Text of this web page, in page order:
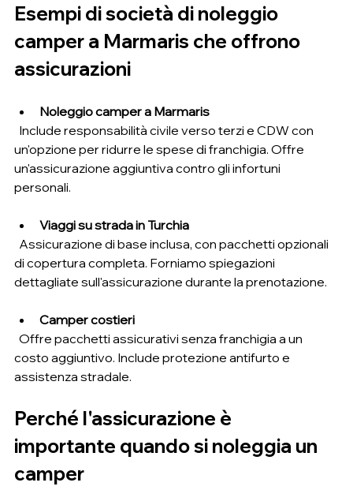
Esempi di società di noleggio
camper a Marmaris che offrono
assicurazioni
Noleggio camper a Marmaris
Include responsabilità civile verso terzi e CDW con
un'opzione per ridurre le spese di franchigia. Offre
un'assicurazione aggiuntiva contro gli infortuni
personali.
Viaggi su strada in Turchia
Assicurazione di base inclusa, con pacchetti opzionali
di copertura completa. Forniamo spiegazioni
dettagliate sull'assicurazione durante la prenotazione.
Camper costieri
Offre pacchetti assicurativi senza franchigia a un
costo aggiuntivo. Include protezione antifurto e
assistenza stradale.
Perché l'assicurazione è
importante quando si noleggia un
camper